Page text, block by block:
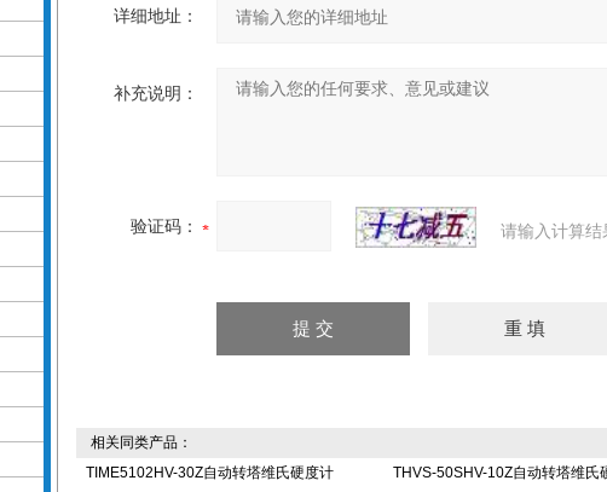
详细地址：
补充说明：
验证码： 请输入计算
相关同类产品：
TIME5102HV-30Z自动转塔维氏硬度计
THVS-50SHV-10Z自动转塔维氏